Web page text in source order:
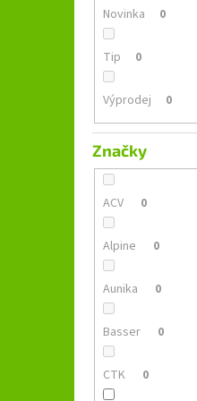
Novinka 0
Tip 0
Výprodej 0
Značky
ACV 0
Alpine 0
Aunika 0
Basser 0
CTK 0
1 690 Kč
Původně: